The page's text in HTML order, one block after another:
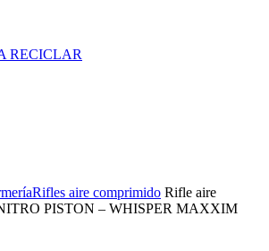
RECICLAR
Rifles aire comprimido Rifle aire
PISTON – WHISPER MAXXIM